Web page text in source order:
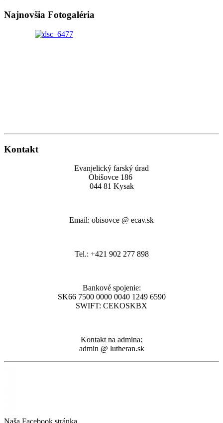
Najnovšia Fotogaléria
Kontakt
Evanjelický farský úrad
Obišovce 186
044 81 Kysak
Email: obisovce @ ecav.sk
Tel.: +421 902 277 898
Bankové spojenie:
SK66 7500 0000 0040 1249 6590
SWIFT: CEKOSKBX
Kontakt na admina:
admin @ lutheran.sk